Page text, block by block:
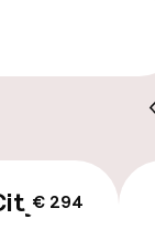
€ 294